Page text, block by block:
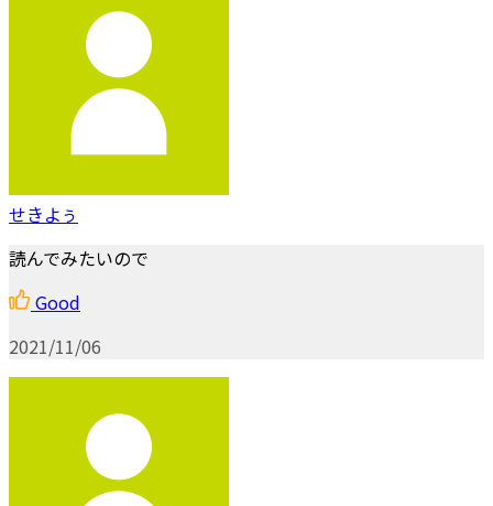
せきよぅ
読んでみたいので
Good
2021/11/06